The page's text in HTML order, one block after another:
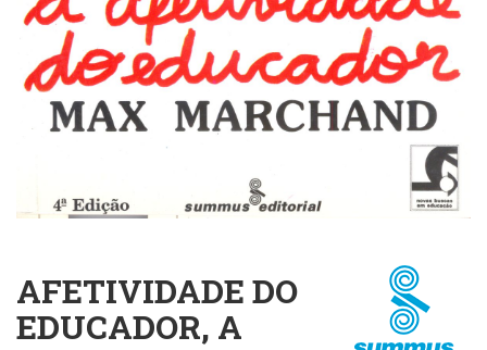
Cinema
(23)
Comportamento
Comunicação
Movimento
Interior
(222)
Criatividade
AFETIVIDADE DO
EDUCADOR, A